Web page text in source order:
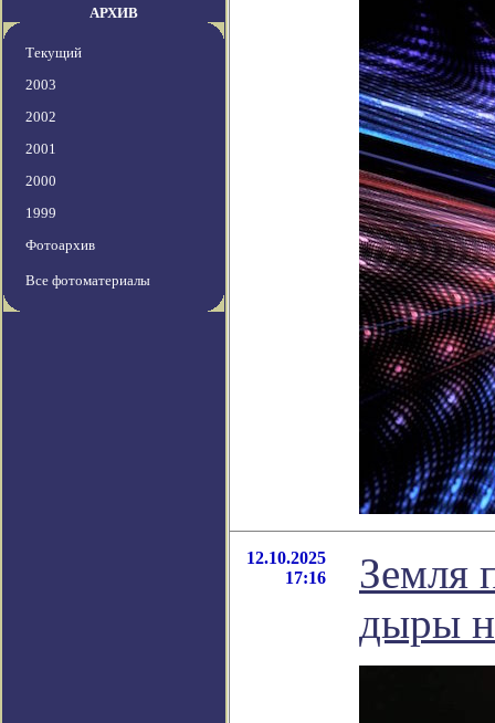
АРХИВ
Текущий
2003
2002
2001
2000
1999
Фотоархив
Все фотоматериалы
12.10.2025
17:16
Земля
дыры